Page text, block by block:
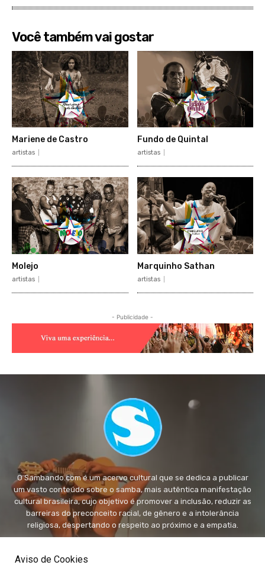
Você também vai gostar
Mariene de Castro
artistas
Fundo de Quintal
artistas
Molejo
artistas
Marquinho Sathan
artistas
- Publicidade -
O Sambando.com é um acervo cultural que se dedica a publicar
um vasto conteúdo sobre o samba, mais autêntica manifestação
cultural brasileira, cujo objetivo é promover a inclusão, reduzir as
barreiras do preconceito racial, de gênero e a intolerância
religiosa, despertando o respeito ao próximo e a empatia.
Aviso de Cookies